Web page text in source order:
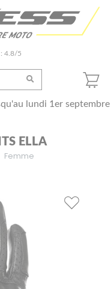
4.8/5
lundi 1er septembre
ELLA
Femme